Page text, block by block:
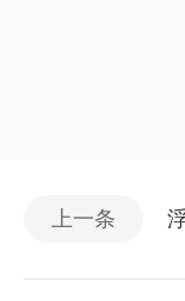
上一条